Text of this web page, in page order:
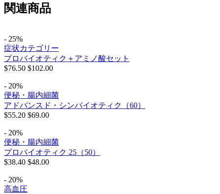
関連商品
- 25%
症状カテゴリー
プロバイオティク＋アミノ酸セット
$76.50 $102.00
- 20%
便秘・腸内細菌
アドバンスド・シンバイオティク（60）
$55.20 $69.00
- 20%
便秘・腸内細菌
プロバイオティク 25（50）
$38.40 $48.00
- 20%
高血圧